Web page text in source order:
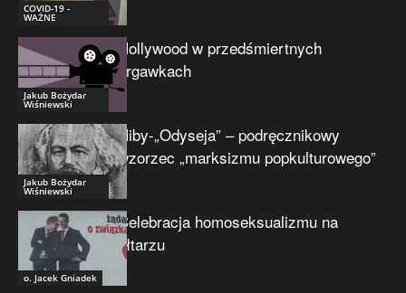
COVID-19 -
WAŻNE
Jakub Bożydar
Wiśniewski
Hollywood w przedśmiertnych
drgawkach
Jakub Bożydar
Wiśniewski
Niby-„Odyseja” – podręcznikowy
wzorzec „marksizmu popkulturowego”
o. Jacek Gniadek
Celebracja homoseksualizmu na
ołtarzu